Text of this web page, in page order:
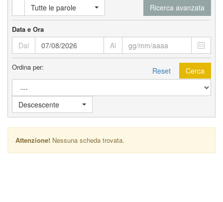
Tutte le parole Ricerca avanzata
Data e Ora
Dal Al
Reset Cerca
Ordina per:
Descescente
Attenzione! Nessuna scheda trovata.